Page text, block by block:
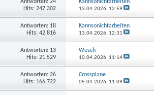
Antworten: 24
Hits: 247.302
Kannsonichtarbeiten
13.04.2026, 12:59
Antworten: 18
Hits: 42.816
Kannsonichtarbeiten
13.04.2026, 12:31
Antworten: 13
Hits: 21.529
Wesch
10.04.2026, 11:14
Antworten: 26
Hits: 166.722
Crossplane
05.04.2026, 11:09